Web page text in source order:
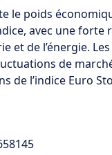
le poids
avec une
et de l’énergie.
de
de l’indice Euro